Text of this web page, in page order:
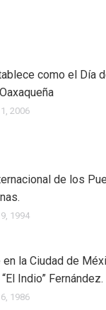
como el Día
2006
de los
1994
en la Ciudad de
Indio” Fernández.
1986